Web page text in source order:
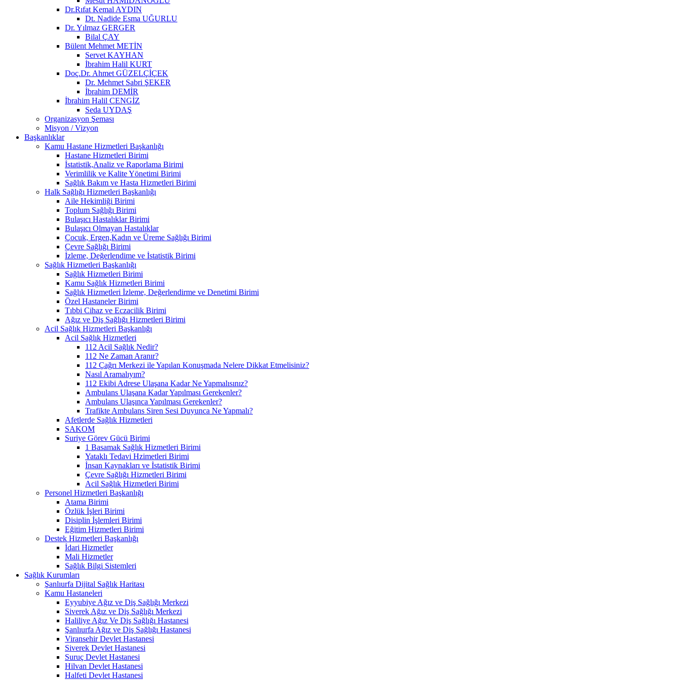
Dr.Rıfat Kemal AYDIN
Dt. Nadide Esma UĞURLU
Dr. Yılmaz GERGER
Bilal ÇAY
Bülent Mehmet METİN
Servet KAYHAN
İbrahim Halil KURT
Doç.Dr. Ahmet GÜZELÇİÇEK
Dr. Mehmet Sabri ŞEKER
İbrahim DEMİR
İbrahim Halil CENGİZ
Seda UYDAŞ
Organizasyon Şeması
Misyon / Vizyon
Başkanlıklar
Kamu Hastane Hizmetleri Başkanlığı
Hastane Hizmetleri Birimi
İstatistik,Analiz ve Raporlama Birimi
Verimlilik ve Kalite Yönetimi Birimi
Sağlık Bakım ve Hasta Hizmetleri Birimi
Halk Sağlığı Hizmetleri Başkanlığı
Aile Hekimliği Birimi
Toplum Sağlığı Birimi
Bulaşıcı Hastalıklar Birimi
Bulaşıcı Olmayan Hastalıklar
Çocuk, Ergen,Kadın ve Üreme Sağlığı Birimi
Çevre Sağlığı Birimi
İzleme, Değerlendime ve İstatistik Birimi
Sağlık Hizmetleri Başkanlığı
Sağlık Hizmetleri Birimi
Kamu Sağlık Hizmetleri Birimi
Sağlık Hizmetleri İzleme, Değerlendirme ve Denetimi Birimi
Özel Hastaneler Birimi
Tıbbi Cihaz ve Eczacilik Birimi
Ağız ve Diş Sağlığı Hizmetleri Birimi
Acil Sağlık Hizmetleri Başkanlığı
Acil Sağlık Hizmetleri
112 Acil Sağlık Nedir?
112 Ne Zaman Aranır?
112 Çağrı Merkezi ile Yapılan Konuşmada Nelere Dikkat Etmelisiniz?
Nasıl Aramalıyım?
112 Ekibi Adrese Ulaşana Kadar Ne Yapmalısınız?
Ambulans Ulaşana Kadar Yapılması Gerekenler?
Ambulans Ulaşınca Yapılması Gerekenler?
Trafikte Ambulans Siren Sesi Duyunca Ne Yapmalı?
Afetlerde Sağlık Hizmetleri
SAKOM
Suriye Görev Gücü Birimi
1 Basamak Sağlık Hizmetleri Birimi
Yataklı Tedavi Hzimetleri Birimi
İnsan Kaynakları ve İstatistik Birimi
Çevre Sağlığı Hizmetleri Birimi
Acil Sağlık Hizmetleri Birimi
Personel Hizmetleri Başkanlığı
Atama Birimi
Özlük İşleri Birimi
Disiplin İşlemleri Birimi
Eğitim Hizmetleri Birimi
Destek Hizmetleri Başkanlığı
İdari Hizmetler
Mali Hizmetler
Sağlık Bilgi Sistemleri
Sağlık Kurumları
Şanlıurfa Dijital Sağlık Haritası
Kamu Hastaneleri
Eyyubiye Ağız ve Diş Sağlığı Merkezi
Siverek Ağız ve Diş Sağlığı Merkezi
Haliliye Ağız Ve Diş Sağlığı Hastanesi
Şanlıurfa Ağız ve Diş Sağlığı Hastanesi
Viransehir Devlet Hastanesi
Siverek Devlet Hastanesi
Suruç Devlet Hastanesi
Hilvan Devlet Hastanesi
Halfeti Devlet Hastanesi